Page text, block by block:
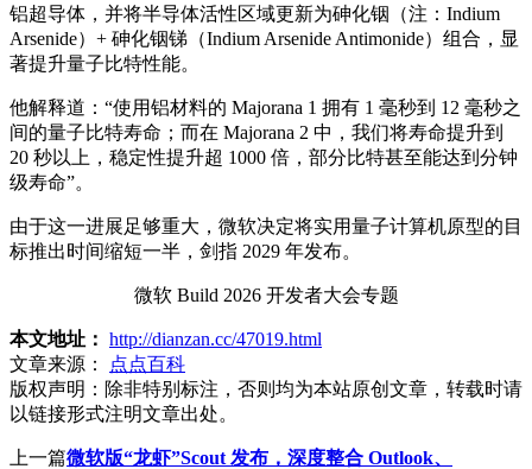
铝超导体，并将半导体活性区域更新为砷化铟（注：Indium
Arsenide）+ 砷化铟锑（Indium Arsenide Antimonide）组合，显
著提升量子比特性能。
他解释道：“使用铝材料的 Majorana 1 拥有 1 毫秒到 12 毫秒之
间的量子比特寿命；而在 Majorana 2 中，我们将寿命提升到
20 秒以上，稳定性提升超 1000 倍，部分比特甚至能达到分钟
级寿命”。
由于这一进展足够重大，微软决定将实用量子计算机原型的目
标推出时间缩短一半，剑指 2029 年发布。
微软 Build 2026 开发者大会专题
本文地址： http://dianzan.cc/47019.html
文章来源：
点点百科
版权声明： 除非特别标注，否则均为本站原创文章，转载时请
以链接形式注明文章出处。
上一篇微软版“龙虾”Scout 发布，深度整合 Outlook、